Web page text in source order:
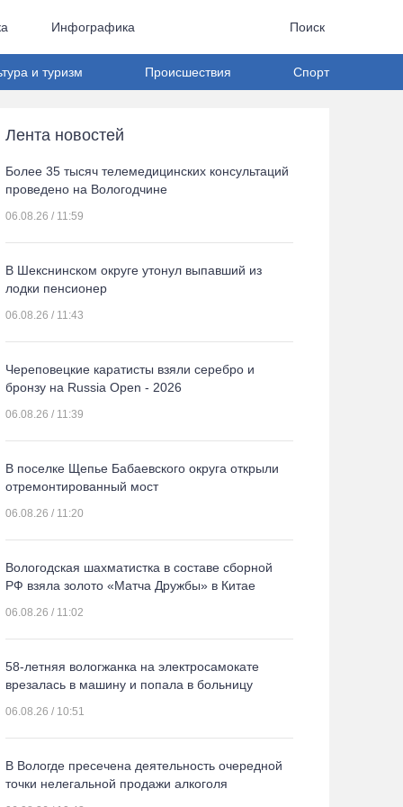
Инфографика Поиск
и туризм Происшествия Спорт
Лента новостей
Более 35 тысяч телемедицинских консультаций
проведено на Вологодчине
06.08.26 / 11:59
В Шекснинском округе утонул выпавший из
лодки пенсионер
06.08.26 / 11:43
Череповецкие каратисты взяли серебро и
бронзу на Russia Open - 2026
06.08.26 / 11:39
В поселке Щепье Бабаевского округа открыли
отремонтированный мост
06.08.26 / 11:20
Вологодская шахматистка в составе сборной
РФ взяла золото «Матча Дружбы» в Китае
06.08.26 / 11:02
58-летняя вологжанка на электросамокате
врезалась в машину и попала в больницу
06.08.26 / 10:51
В Вологде пресечена деятельность очередной
точки нелегальной продажи алкоголя